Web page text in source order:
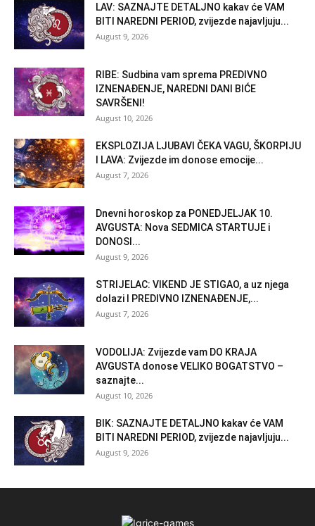
LAV: SAZNAJTE DETALJNO kakav će VAM
BITI NAREDNI PERIOD, zvijezde najavljuju...
August 9, 2026
RIBE: Sudbina vam sprema PREDIVNO
IZNENAĐENJE, NAREDNI DANI BIĆE
SAVRŠENI!
August 10, 2026
EKSPLOZIJA LJUBAVI ČEKA VAGU, ŠKORPIJU
I LAVA: Zvijezde im donose emocije...
August 7, 2026
Dnevni horoskop za PONEDJELJAK 10.
AVGUSTA: Nova SEDMICA STARTUJE i
DONOSI...
August 9, 2026
STRIJELAC: VIKEND JE STIGAO, a uz njega
dolazi I PREDIVNO IZNENAĐENJE,...
August 7, 2026
VODOLIJA: Zvijezde vam DO KRAJA
AVGUSTA donose VELIKO BOGATSTVO –
saznajte...
August 10, 2026
BIK: SAZNAJTE DETALJNO kakav će VAM
BITI NAREDNI PERIOD, zvijezde najavljuju...
August 9, 2026